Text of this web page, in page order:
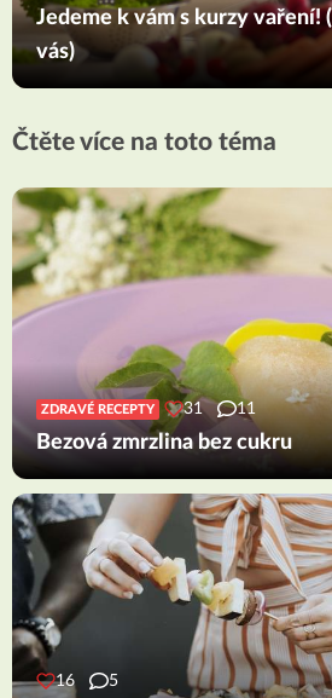
Jedeme k vám s kurzy vaření!
vás)
Čtěte více na toto téma
ZDRAVÉ RECEPTY 31 11
Bezová zmrzlina bez cukru
16 5